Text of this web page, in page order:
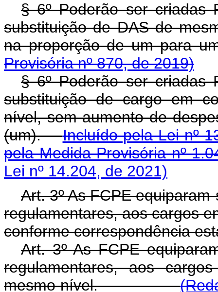
§ 6º Poderão ser
substituição de DAS de
na proporção de
Provisória nº 870, de 2019)
§ 6º Poderão ser
substituição de cargo em
nível, sem aumento de
(um).Incluído pela Lei nº
pela Medida Provisória nº
Lei nº 14.204, de 2021)
Art. 3º As FCPE
regulamentares, aos cargos
conforme correspondência
Art. 3º As FCPE
regulamentares, aos
mesmo nível.